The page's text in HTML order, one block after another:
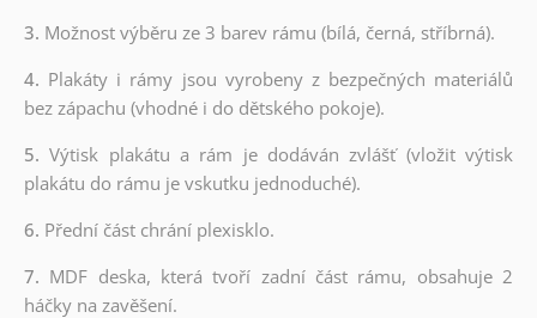
3. Možnost výběru ze 3 barev rámu (bílá, černá, stříbrná).
4. Plakáty i rámy jsou vyrobeny z bezpečných materiálů
bez zápachu (vhodné i do dětského pokoje).
5.Výtisk plakátu a rám je dodáván zvlášť (vložit výtisk
plakátu do rámu je vskutku jednoduché).
6. Přední část chrání plexisklo.
7. MDF deska, která tvoří zadní část rámu, obsahuje 2
háčky na zavěšení.